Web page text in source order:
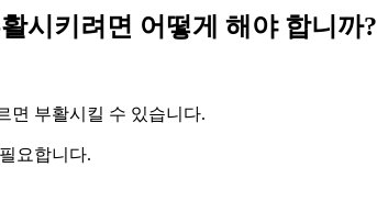
시키려면 어떻게 해야 합니까?
면 부활시킬 수 있습니다.
요합니다.